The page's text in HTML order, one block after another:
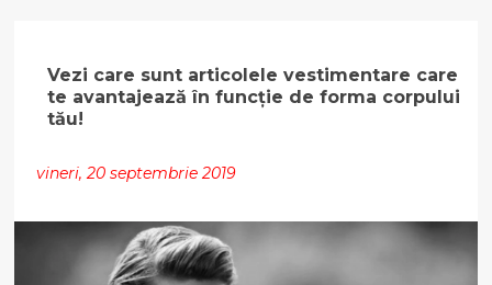
Vezi care sunt articolele vestimentare care
te avantajează în funcție de forma corpului
tău!
vineri, 20 septembrie 2019